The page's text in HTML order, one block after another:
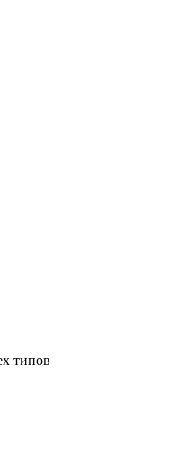
типов